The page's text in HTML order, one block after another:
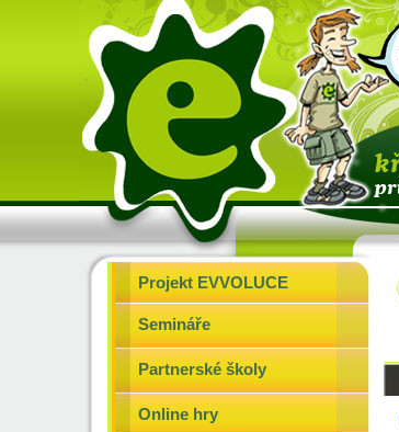
Projekt EVVOLUCE
Semináře
Partnerské školy
Online hry